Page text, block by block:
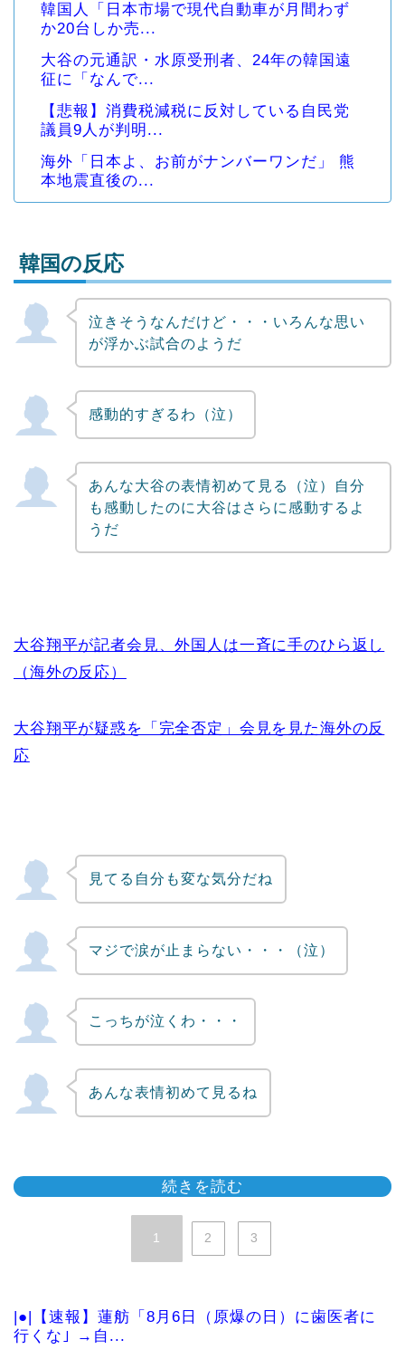
韓国人「日本市場で現代自動車が月間わず
か20台しか売...
大谷の元通訳・水原受刑者、24年の韓国遠
征に「なんで...
【悲報】消費税減税に反対している自民党
議員9人が判明...
海外「日本よ、お前がナンバーワンだ」 熊
本地震直後の...
Powered by livedoor 相互RSS
韓国の反応
泣きそうなんだけど・・・いろんな思い
が浮かぶ試合のようだ
感動的すぎるわ（泣）
あんな大谷の表情初めて見る（泣）自分
も感動したのに大谷はさらに感動するよ
うだ
大谷翔平が記者会見、外国人は一斉に手のひら返し
（海外の反応）
大谷翔平が疑惑を「完全否定」会見を見た海外の反
応
見てる自分も変な気分だね
マジで涙が止まらない・・・（泣）
こっちが泣くわ・・・
あんな表情初めて見るね
続きを読む
1 2 3
|●|【速報】蓮舫「8月6日（原爆の日）に歯医者に
行くな｣ →自...